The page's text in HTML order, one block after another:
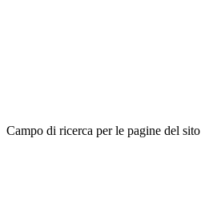
Campo di ricerca per le pagine del sito